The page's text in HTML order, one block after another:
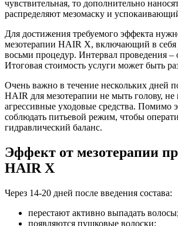
чувствительная, то дополнительно
распределяют мезомаску и
Для достижения требуемого эффекта
мезотерапии HAIR X, включающий в себя
восьми процедур. Интервал проведения –
Итоговая стоимость услуги может быть
Очень важно в течение нескольких дней
HAIR для мезотерапии не мыть голову, не
агрессивные уходовые средства. Помимо
соблюдать питьевой режим, чтобы
гидравлический баланс.
Эффект от мезотерапии
HAIR X
Через 14-20 дней после введения состава:
перестают активно выпадать волосы;
появляются пушковые волоски;